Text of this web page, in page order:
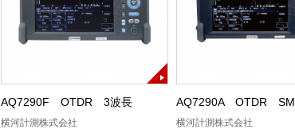
AQ7290F OTDR 3波長
横河計測株式会社
AQ7290A OTDR SM
横河計測株式会社